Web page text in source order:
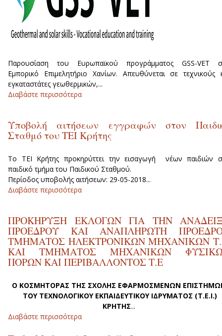
Παρουσίαση του Ευρωπαϊκού προγράμματος GSS-VET
Εμπορικό Επιμελητήριο Χανίων. Απευθύνεται σε τεχνικούς
εγκαταστάτες γεωθερμικών,...
Διαβάστε περισσότερα
Education and Training
Υποβολή αιτήσεων εγγραφών στον
Σταθμό του ΤΕΙ Κρήτης
Το ΤΕΙ Κρήτης προκηρύττει την εισαγωγή νέων παιδιών
παιδικό τμήμα του Παιδικού Σταθμού.
Περίοδος υποβολής αιτήσεων: 29-05-2018...
Διαβάστε περισσότερα
ΠΡΟΚΗΡΥΞΗ ΕΚΛΟΓΩΝ ΓΙΑ ΤΗΝ
ΠΡΟΕΔΡΟΥ ΚΑΙ ΑΝΑΠΛΗΡΩΤΗ
ΤΜΗΜΑΤΟΣ ΗΛΕΚΤΡΟΝΙΚΩΝ ΜΗΧΑΝΙΚΩΝ
ΚΑΙ ΤΜΗΜΑΤΟΣ ΜΗΧΑΝΙΚΩΝ
ΠΟΡΩΝ ΚΑΙ ΠΕΡΙΒΑΛΛΟΝΤΟΣ Τ.Ε
Ο ΚΟΣΜΗΤΟΡΑΣ ΤΗΣ ΣΧΟΛΗΣ ΕΦΑΡΜΟΣΜΕΝΩΝ
ΤΟΥ ΤΕΧΝΟΛΟΓΙΚΟΥ ΕΚΠΑΙΔΕΥΤΙΚΟΥ ΙΔΡΥΜΑΤΟΣ (Τ.Ε.Ι.)
ΚΡΗΤΗΣ...
Διαβάστε περισσότερα